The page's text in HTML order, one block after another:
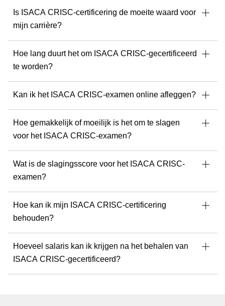
Is ISACA CRISC-certificering de moeite waard voor
mijn carrière?
Hoe lang duurt het om ISACA CRISC-gecertificeerd
te worden?
Kan ik het ISACA CRISC-examen online afleggen?
Hoe gemakkelijk of moeilijk is het om te slagen
voor het ISACA CRISC-examen?
Wat is de slagingsscore voor het ISACA CRISC-
examen?
Hoe kan ik mijn ISACA CRISC-certificering
behouden?
Hoeveel salaris kan ik krijgen na het behalen van
ISACA CRISC-gecertificeerd?